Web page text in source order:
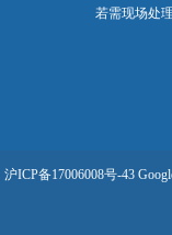
若需现场处
沪ICP备17006008号-43